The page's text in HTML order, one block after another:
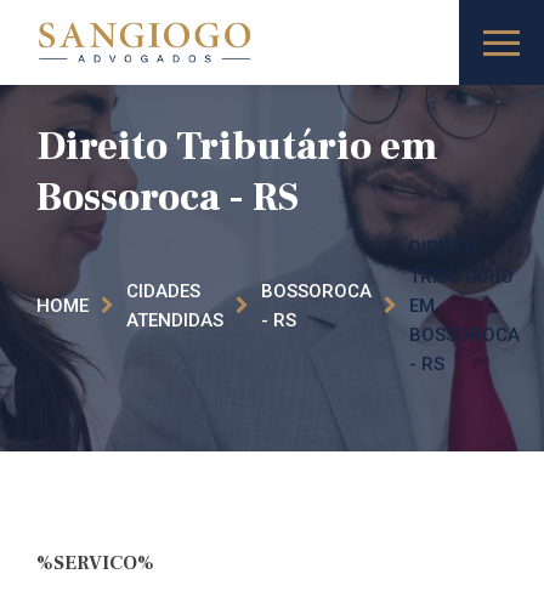
Direito Tributário em
Bossoroca​ - RS
HOME
CIDADES
ATENDIDAS
BOSSOROCA​
- RS
DIREITO
TRIBUTÁRIO
EM
BOSSOROCA​
- RS
%SERVICO%